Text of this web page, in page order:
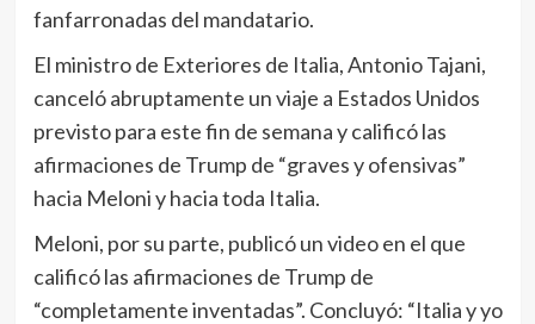
fanfarronadas del mandatario.
El ministro de Exteriores de Italia, Antonio Tajani,
canceló abruptamente un viaje a Estados Unidos
previsto para este fin de semana y calificó las
afirmaciones de Trump de “graves y ofensivas”
hacia Meloni y hacia toda Italia.
Meloni, por su parte, publicó un video en el que
calificó las afirmaciones de Trump de
“completamente inventadas”. Concluyó: “Italia y yo